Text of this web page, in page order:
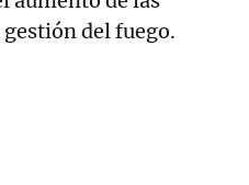
del fuego.